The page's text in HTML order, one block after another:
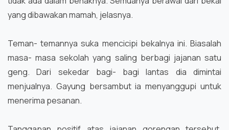
yang dibawakan mamah, jelasnya.
Teman- temannya suka mencicipi bekalnya ini. Biasalah
masa- masa sekolah yang saling berbagi jajanan satu
geng. Dari sekedar bagi- bagi lantas dia dimintai
menjualnya. Gayung bersambut ia menyanggupi untuk
menerima pesanan.